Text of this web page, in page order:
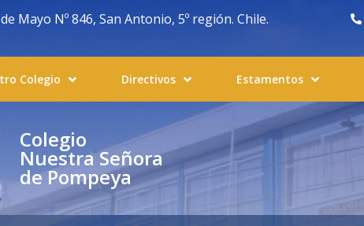
Mayo Nº 846, San Antonio, 5º región. Chile.
Colegio Directivos Estamentos
Colegio
Nuestra Señora
de Pompeya